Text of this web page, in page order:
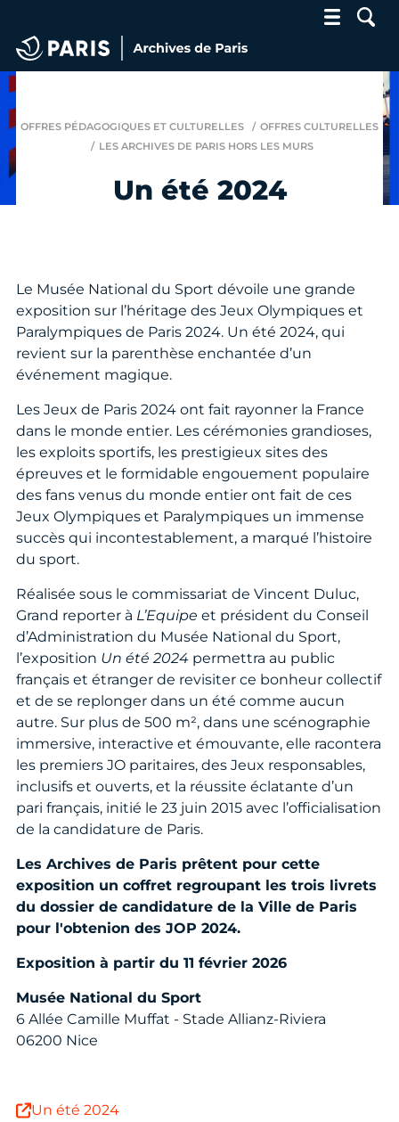
OFFRES PÉDAGOGIQUES ET CULTURELLES
OFFRES CULTURELLES
LES ARCHIVES DE PARIS HORS LES MURS
Un été 2024
Le Musée National du Sport dévoile une grande
exposition sur l’héritage des Jeux Olympiques et
Paralympiques de Paris 2024. Un été 2024, qui
revient sur la parenthèse enchantée d’un
événement magique.
Les Jeux de Paris 2024 ont fait rayonner la France
dans le monde entier. Les cérémonies grandioses,
les exploits sportifs, les prestigieux sites des
épreuves et le formidable engouement populaire
des fans venus du monde entier ont fait de ces
Jeux Olympiques et Paralympiques un immense
succès qui incontestablement, a marqué l’histoire
du sport.
Réalisée sous le commissariat de Vincent Duluc,
Grand reporter à L’Equipe et président du Conseil
d’Administration du Musée National du Sport,
l’exposition Un été 2024permettra au public
français et étranger de revisiter ce bonheur collectif
et de se replonger dans un été comme aucun
autre. Sur plus de 500 m², dans une scénographie
immersive, interactive et émouvante, elle racontera
les premiers JO paritaires, des Jeux responsables,
inclusifs et ouverts, et la réussite éclatante d’un
pari français, initié le 23 juin 2015 avec l’officialisation
de la candidature de Paris.
Les Archives de Paris prêtent pour cette
exposition un coffret regroupant les trois livrets
du dossier de candidature de la Ville de Paris
pour l'obtenion des JOP 2024.
Exposition à partir du 11 février 2026
Musée National du Sport
6 Allée Camille Muffat - Stade Allianz-Riviera
06200 Nice
Un été 2024